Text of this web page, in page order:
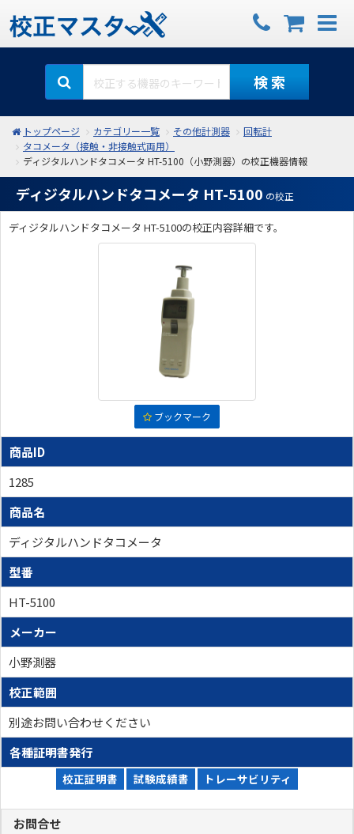
検 索
トップページ カテゴリー一覧 その他計測器
回転計
タコメータ（接触・非接触式両用）
ディジタルハンドタコメータ HT-5100（小野測器）の校正機器情報
ディジタルハンドタコメータ HT-5100 の校正
ディジタルハンドタコメータ HT-5100の校正内容詳細です。
ブックマーク
商品ID
1285
商品名
ディジタルハンドタコメータ
型番
HT-5100
メーカー
小野測器
校正範囲
別途お問い合わせください
各種証明書発行
校正証明書 試験成績書 トレーサビリティ
お問合せ